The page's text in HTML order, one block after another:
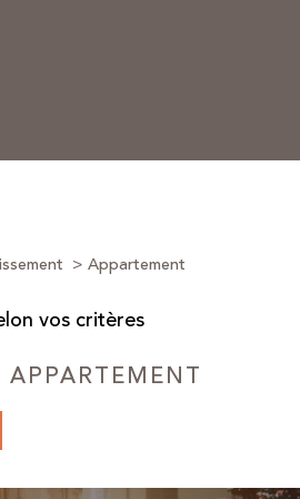
Appartement
vos critères